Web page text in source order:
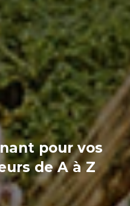
pour vos
de A à Z